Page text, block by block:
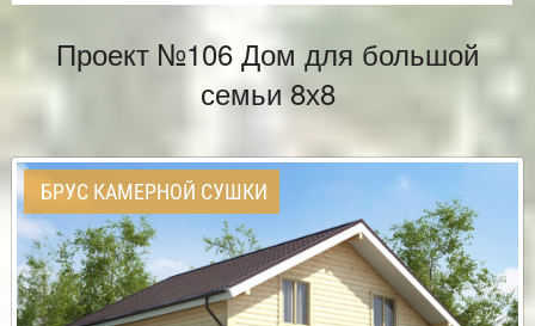
Проект №106 Дом для большой
семьи 8х8
БРУС КАМЕРНОЙ СУШКИ